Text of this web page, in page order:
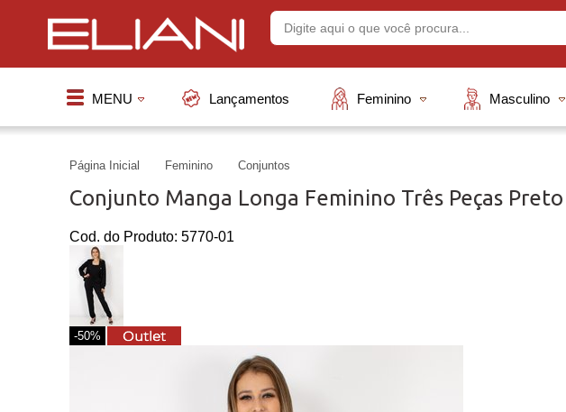
MENU Lançamentos Feminino Masculino
Página Inicial Feminino Conjuntos
Conjunto Manga Longa Feminino Três Peças Preto
Cod. do Produto: 5770-01
-50%